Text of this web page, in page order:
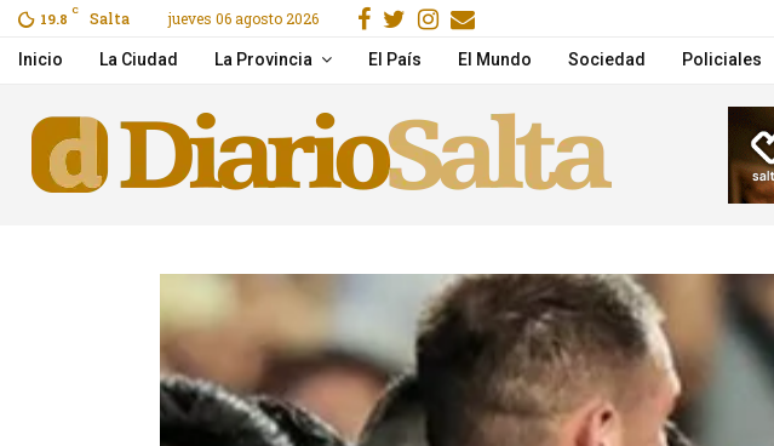
19.8 C Salta jueves 06 agosto 2026
por Flow La pobreza volvió a subir en el primer trimestre de 2026
Facebook
Gorjeo
Instagram
Email
Inicio La Ciudad La Provincia El País El Mundo Sociedad Policiales